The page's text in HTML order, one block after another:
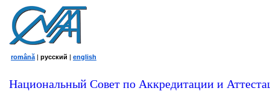
română | русский | english
Национальный Совет по Аккредитации и